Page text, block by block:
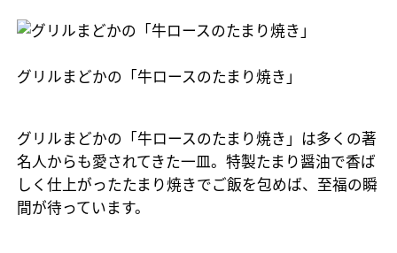
グリルまどかの「牛ロースのたまり焼き」
グリルまどかの「牛ロースのたまり焼き」は多くの著
名人からも愛されてきた一皿。特製たまり醤油で香ば
しく仕上がったたまり焼きでご飯を包めば、至福の瞬
間が待っています。